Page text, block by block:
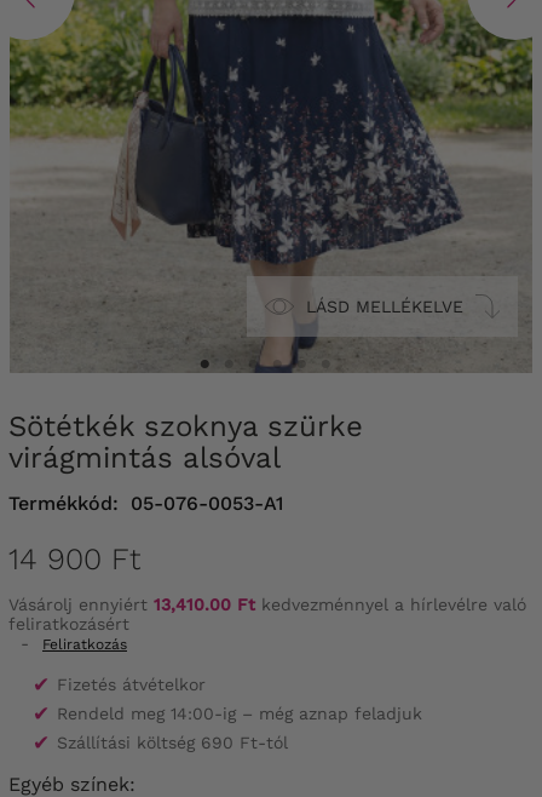
LÁSD MELLÉKELVE
Sötétkék szoknya szürke
virágmintás alsóval
Termékkód: 05-076-0053-A1
14 900 Ft
Vásárolj ennyiért 13,410.00 Ft kedvezménnyel a hírlevélre való
feliratkozásért
-
Feliratkozás
✔ Fizetés átvételkor
✔ Rendeld meg 14:00-ig – még aznap feladjuk
✔ Szállítási költség 690 Ft-tól
Egyéb színek: